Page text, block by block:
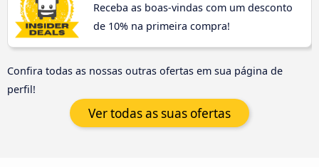
Receba as boas-vindas com um desconto
de 10% na primeira compra!
Confira todas as nossas outras ofertas em sua página de
perfil!
Ver todas as suas ofertas